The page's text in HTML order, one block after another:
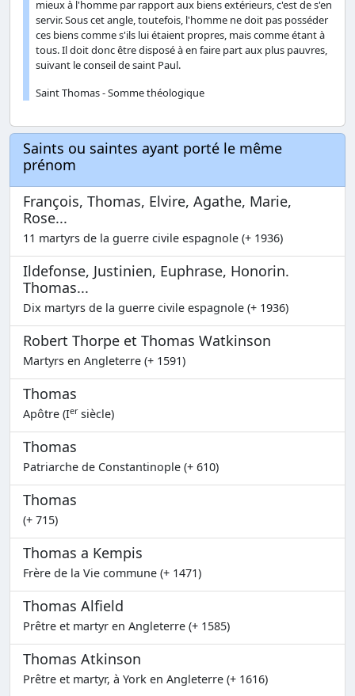
mieux à l'homme par rapport aux biens extérieurs, c'est de s'en
servir. Sous cet angle, toutefois, l'homme ne doit pas posséder
ces biens comme s'ils lui étaient propres, mais comme étant à
tous. Il doit donc être disposé à en faire part aux plus pauvres,
suivant le conseil de saint Paul.
Saint Thomas - Somme théologique
Saints ou saintes ayant porté le même
prénom
François, Thomas, Elvire, Agathe, Marie,
Rose...
11 martyrs de la guerre civile espagnole (+ 1936)
Ildefonse, Justinien, Euphrase, Honorin.
Thomas...
Dix martyrs de la guerre civile espagnole (+ 1936)
Robert Thorpe et Thomas Watkinson
Martyrs en Angleterre (+ 1591)
Thomas
Apôtre (Iersiècle)
Thomas
Patriarche de Constantinople (+ 610)
Thomas
(+ 715)
Thomas a Kempis
Frère de la Vie commune (+ 1471)
Thomas Alfield
Prêtre et martyr en Angleterre (+ 1585)
Thomas Atkinson
Prêtre et martyr, à York en Angleterre (+ 1616)